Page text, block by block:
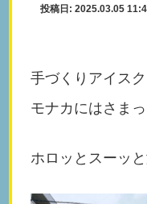
投稿日: 2025.03.05
手づくりアイス
モナカにはさまっ
ホロッとスーッ